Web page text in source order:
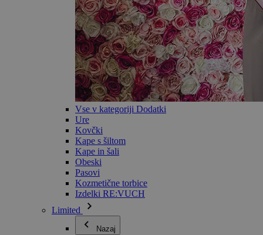
Vse v kategoriji Dodatki
Ure
Kovčki
Kape s šiltom
Kape in šali
Obeski
Pasovi
Kozmetične torbice
Izdelki RE:VUCH
Limited
Nazaj